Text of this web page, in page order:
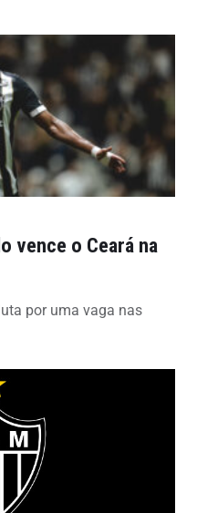
vence o Ceará na
por uma vaga nas